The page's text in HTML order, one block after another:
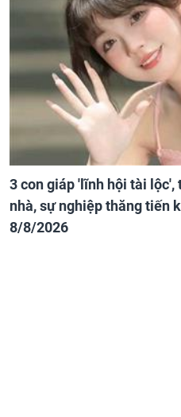
3 con giáp 'lĩnh hội tài lộc',
nhà, sự nghiệp thăng tiến
8/8/2026